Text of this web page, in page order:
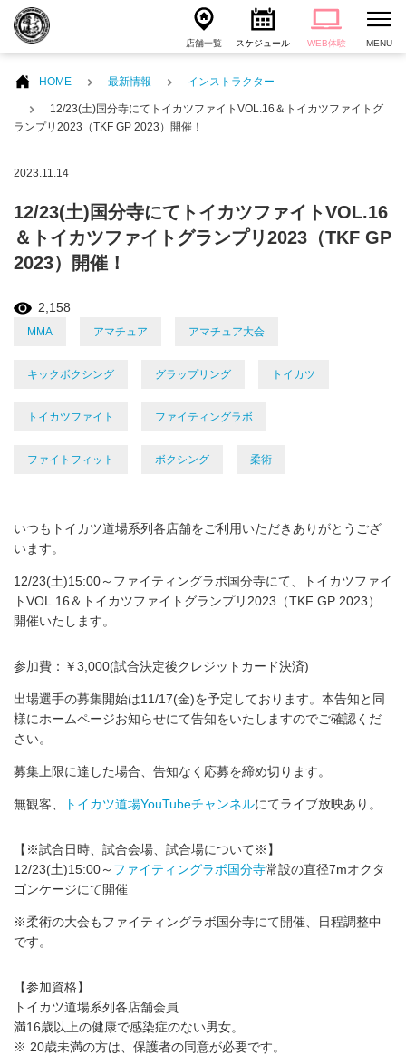
店舗一覧 スケジュール WEB体験 MENU
HOME 最新情報 インストラクター
12/23(土)国分寺にてトイカツファイトVOL.16＆トイカツファイトグ
ランプリ2023（TKF GP 2023）開催！
2023.11.14
12/23(土)国分寺にてトイカツファイトVOL.16
＆トイカツファイトグランプリ2023（TKF GP
2023）開催！
2,158
MMA アマチュア アマチュア大会
キックボクシング グラップリング トイカツ
トイカツファイト ファイティングラボ
ファイトフィット ボクシング 柔術
いつもトイカツ道場系列各店舗をご利用いただきありがとうござ
います。
12/23(土)15:00～ファイティングラボ国分寺にて、トイカツファイ
トVOL.16＆トイカツファイトグランプリ2023（TKF GP 2023）
開催いたします。
参加費：￥3,000(試合決定後クレジットカード決済)
出場選手の募集開始は11/17(金)を予定しております。本告知と同
様にホームページお知らせにて告知をいたしますのでご確認くだ
さい。
募集上限に達した場合、告知なく応募を締め切ります。
無観客、 トイカツ道場YouTubeチャンネルにてライブ放映あり。
【※試合日時、試合会場、試合場について※】
12/23(土)15:00～ ファイティングラボ国分寺常設の直径7mオクタ
ゴンケージにて開催
※柔術の大会もファイティングラボ国分寺にて開催、日程調整中
です。
【参加資格】
トイカツ道場系列各店舗会員
満16歳以上の健康で感染症のない男女。
※ 20歳未満の方は、保護者の同意が必要です。